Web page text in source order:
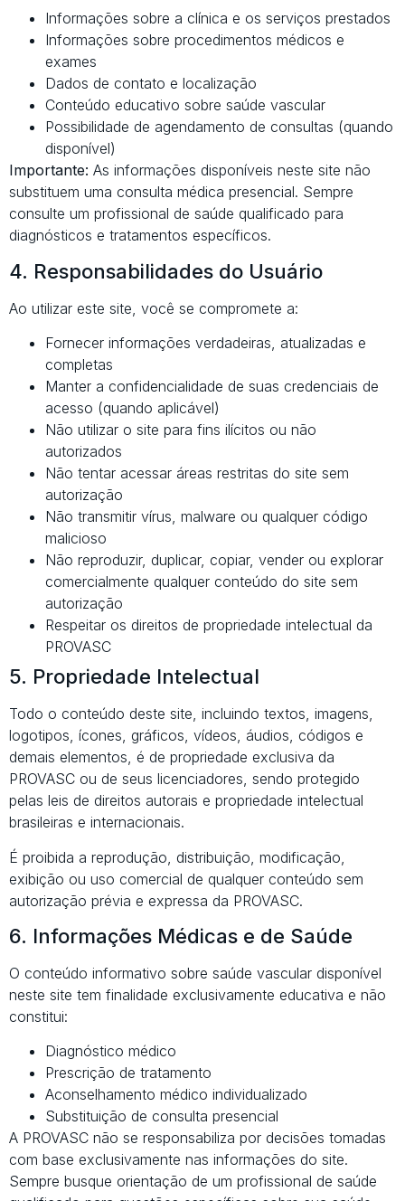
Informações sobre a clínica e os serviços prestados
Informações sobre procedimentos médicos e
exames
Dados de contato e localização
Conteúdo educativo sobre saúde vascular
Possibilidade de agendamento de consultas (quando
disponível)
Importante: As informações disponíveis neste site não
substituem uma consulta médica presencial. Sempre
consulte um profissional de saúde qualificado para
diagnósticos e tratamentos específicos.
4. Responsabilidades do Usuário
Ao utilizar este site, você se compromete a:
Fornecer informações verdadeiras, atualizadas e
completas
Manter a confidencialidade de suas credenciais de
acesso (quando aplicável)
Não utilizar o site para fins ilícitos ou não
autorizados
Não tentar acessar áreas restritas do site sem
autorização
Não transmitir vírus, malware ou qualquer código
malicioso
Não reproduzir, duplicar, copiar, vender ou explorar
comercialmente qualquer conteúdo do site sem
autorização
Respeitar os direitos de propriedade intelectual da
PROVASC
5. Propriedade Intelectual
Todo o conteúdo deste site, incluindo textos, imagens,
logotipos, ícones, gráficos, vídeos, áudios, códigos e
demais elementos, é de propriedade exclusiva da
PROVASC ou de seus licenciadores, sendo protegido
pelas leis de direitos autorais e propriedade intelectual
brasileiras e internacionais.
É proibida a reprodução, distribuição, modificação,
exibição ou uso comercial de qualquer conteúdo sem
autorização prévia e expressa da PROVASC.
6. Informações Médicas e de Saúde
O conteúdo informativo sobre saúde vascular disponível
neste site tem finalidade exclusivamente educativa e não
constitui:
Diagnóstico médico
Prescrição de tratamento
Aconselhamento médico individualizado
Substituição de consulta presencial
A PROVASC não se responsabiliza por decisões tomadas
com base exclusivamente nas informações do site.
Sempre busque orientação de um profissional de saúde